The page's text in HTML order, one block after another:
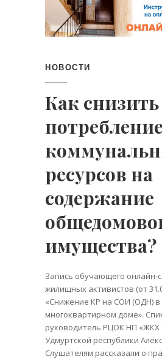
НОВОСТИ
Как снизить
потребление
ресурсов на
содержание
имущества?
Запись обучающего онлайн-
жилищных активистов (от
«Снижение КР на СОИ (ОДН) в
многоквартирном доме».
руководитель РЦОК НП «ЖКХ
Удмуртской республики
Слушателям рассказали о